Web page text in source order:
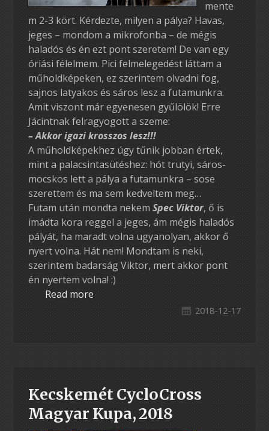
mente
m 2-3 kört. Kérdezte, milyen a pálya? Havas,
jeges – mondom a mikrofonba – de mégis
haladós és én ezt pont szeretem! De van egy
óriási félelmem. Pici felmelegedést láttam a
műholdképeken, ez szerintem olvadni fog,
sajnos latyakos és sáros lesz a futamunkra.
Amit viszont már egyenesen gyűlölök! Erre
Jácintnak felragyogott a szeme:
– Akkor igazi krosszos lesz!!!
A műholdképekhez úgy tűnik jobban értek,
mint a palacsintasütéshez: hót trutyi, sáros-
mocskos lett a pálya a futamunkra – sose
szerettem és ma sem kedveltem meg…
Futam után mondta nekem Spec Viktor, ő is
imádta kora reggel a jeges, ám mégis haladós
pályát, ha maradt volna ugyanolyan, akkor ő
nyert volna. Hát nem! Mondtam is neki,
szerintem badarság Viktor, mert akkor pont
én nyertem volna! :)
Read more
2018-12-17
Kecskemét CycloCross
Magyar Kupa, 2018